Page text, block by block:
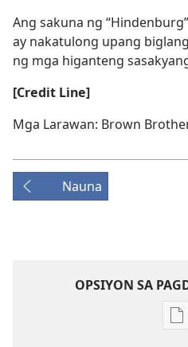
Ang sakuna ng
ay nakatulong upang
ng mga higanteng
[Credit Line]
Mga Larawan: Brown
Nauna
OPSIYON SA